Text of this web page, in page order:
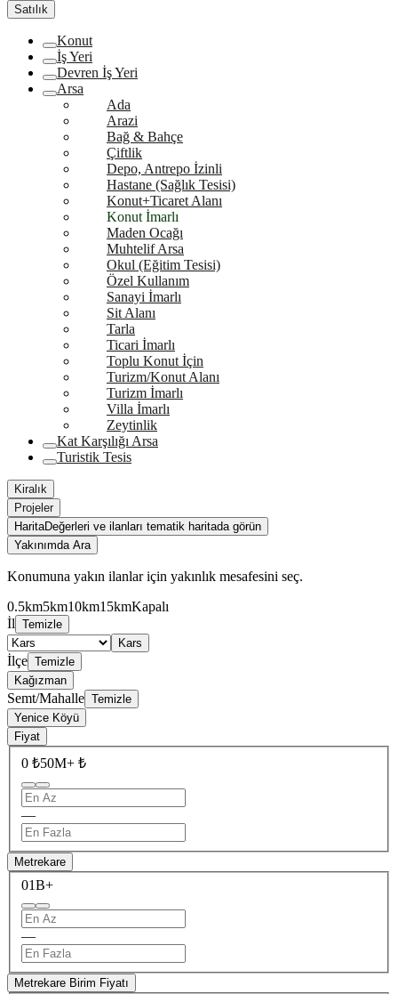
Satılık
Konut
İş Yeri
Devren İş Yeri
Arsa
Ada
Arazi
Bağ & Bahçe
Çiftlik
Depo, Antrepo İzinli
Hastane (Sağlık Tesisi)
Konut+Ticaret Alanı
Konut İmarlı
Maden Ocağı
Muhtelif Arsa
Okul (Eğitim Tesisi)
Özel Kullanım
Sanayi İmarlı
Sit Alanı
Tarla
Ticari İmarlı
Toplu Konut İçin
Turizm/Konut Alanı
Turizm İmarlı
Villa İmarlı
Zeytinlik
Kat Karşılığı Arsa
Turistik Tesis
Kiralık
Projeler
HaritaDeğerleri ve ilanları tematik haritada görün
Yakınımda Ara
Konumuna yakın ilanlar için yakınlık mesafesini seç.
0.5km5km10km15kmKapalı
İl Temizle
Kars
İlçe Temizle
Kağızman
Semt/Mahalle Temizle
Yenice Köyü
Fiyat
0 ₺50M+ ₺
—
Metrekare
01B+
—
Metrekare Birim Fiyatı